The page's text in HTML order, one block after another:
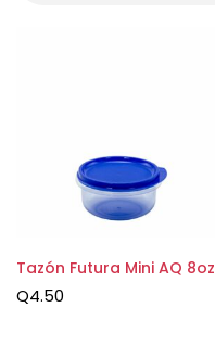
Tazón Futura Mini AQ 8oz
Q4.50